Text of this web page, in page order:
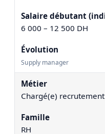
6 000 – 12 500 DH
Supply manager
Chargé(e) recrutement
RH